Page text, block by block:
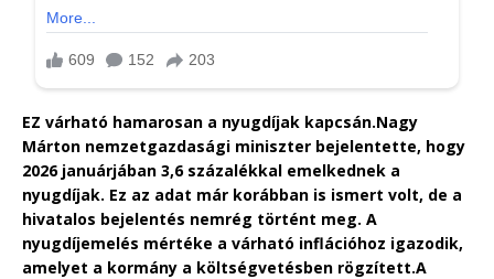
EZ várható hamarosan a nyugdíjak kapcsán.Nagy
Márton nemzetgazdasági miniszter bejelentette, hogy
2026 januárjában 3,6 százalékkal emelkednek a
nyugdíjak. Ez az adat már korábban is ismert volt, de a
hivatalos bejelentés nemrég történt meg. A
nyugdíjemelés mértéke a várható inflációhoz igazodik,
amelyet a kormány a költségvetésben rögzített.A